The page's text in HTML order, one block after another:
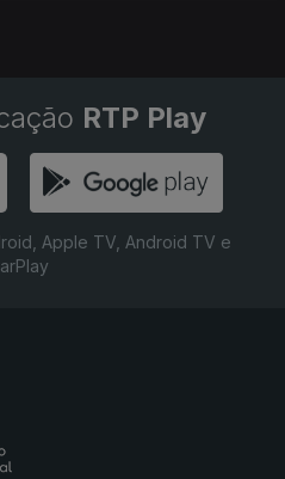
RTP Play
Apple TV, Android TV e